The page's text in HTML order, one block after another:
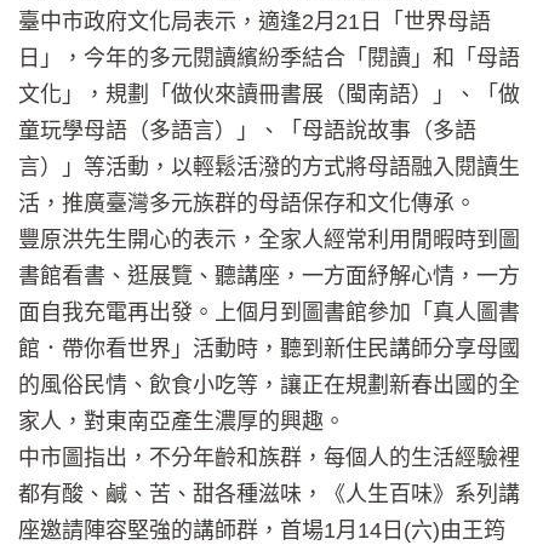
臺中市政府文化局表示，適逢2月21日「世界母語
日」，今年的多元閱讀繽紛季結合「閱讀」和「母語
文化」，規劃「做伙來讀冊書展（閩南語）」、「做
童玩學母語（多語言）」、「母語說故事（多語
言）」等活動，以輕鬆活潑的方式將母語融入閱讀生
活，推廣臺灣多元族群的母語保存和文化傳承。
豐原洪先生開心的表示，全家人經常利用閒暇時到圖
書館看書、逛展覽、聽講座，一方面紓解心情，一方
面自我充電再出發。上個月到圖書館參加「真人圖書
館．帶你看世界」活動時，聽到新住民講師分享母國
的風俗民情、飲食小吃等，讓正在規劃新春出國的全
家人，對東南亞產生濃厚的興趣。
中市圖指出，不分年齡和族群，每個人的生活經驗裡
都有酸、鹹、苦、甜各種滋味，《人生百味》系列講
座邀請陣容堅強的講師群，首場1月14日(六)由王筠